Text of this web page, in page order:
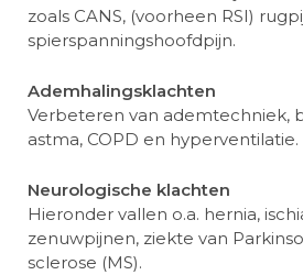
zoals CANS, (voorheen RSI)
spierspanningshoofdpijn.
Ademhalingsklachten
Verbeteren van ademtechniek,
astma, COPD en hyperventilatie.
Neurologische klachten
Hieronder vallen o.a. hernia,
zenuwpijnen, ziekte van
sclerose (MS).